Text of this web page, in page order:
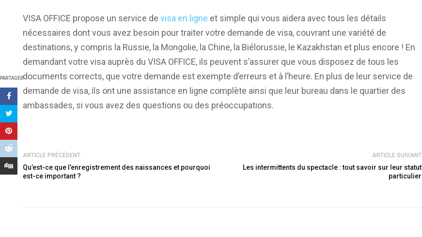
PARTAGER
VISA OFFICE propose un service de visa en ligne et simple qui vous aidera avec tous les détails
nécessaires dont vous avez besoin pour traiter votre demande de visa, couvrant une variété de
destinations, y compris la Russie, la Mongolie, la Chine, la Biélorussie, le Kazakhstan et plus encore ! En
demandant votre visa auprès du VISA OFFICE, ils peuvent s’assurer que vous disposez de tous les
documents corrects, que votre demande est exempte d’erreurs et à l’heure. En plus de leur service de
demande de visa, ils ont une assistance en ligne complète ainsi que leur bureau dans le quartier des
ambassades, si vous avez des questions ou des préoccupations.
ARTICLE PRÉCÉDENT
Qu’est-ce que l’enregistrement des naissances et pourquoi
est-ce important ?
ARTICLE SUIVANT
Les intermittents du spectacle : tout savoir sur leur statut
particulier